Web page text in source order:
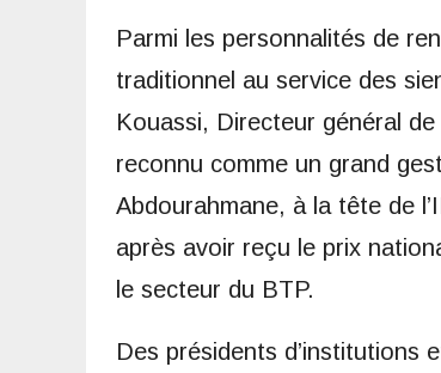
Parmi les personnalités de
traditionnel au service des
Kouassi, Directeur général
reconnu comme un grand
Abdourahmane, à la tête de
après avoir reçu le prix
le secteur du BTP.
Des présidents d’institutions